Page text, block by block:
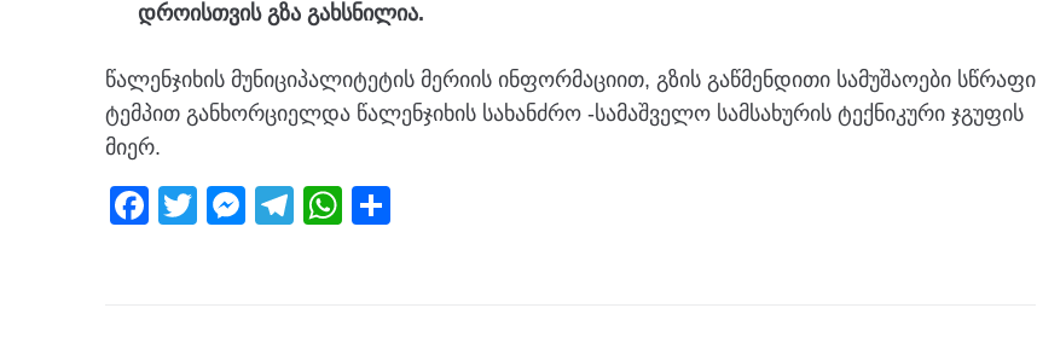
დროისთვის გზა გახსნილია.
წალენჯიხის მუნიციპალიტეტის მერიის ინფორმაციით, გზის გაწმენდითი სამუშაოები სწრაფი
ტემპით განხორციელდა წალენჯიხის სახანძრო -სამაშველო სამსახურის ტექნიკური ჯგუფის
მიერ.
F
T
M
T
W